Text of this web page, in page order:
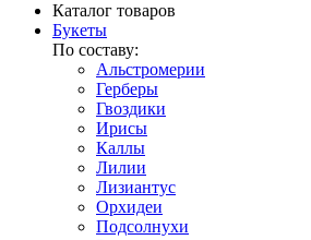
Каталог товаров
Букеты
По составу:
Альстромерии
Герберы
Гвоздики
Ирисы
Каллы
Лилии
Лизиантус
Орхидеи
Подсолнухи